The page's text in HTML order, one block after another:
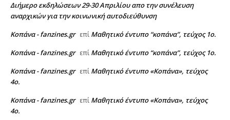
Διήμερο εκδηλώσεων 29-30 Απριλίου απο την συνέλευση
αναρχικών για την κοινωνική αυτοδιεύθυνση
Κοπάνα - fanzines.gr επί Μαθητικό έντυπο “κοπάνα”, τεύχος 1ο.
Κοπάνα - fanzines.gr επί Μαθητικό έντυπο “κοπάνα”, τεύχος 1ο.
Κοπάνα - fanzines.gr επί Μαθητικό έντυπο «Κοπάνα», τεύχος
4ο.
Κοπάνα - fanzines.gr επί Μαθητικό έντυπο «Κοπάνα», τεύχος
4ο.